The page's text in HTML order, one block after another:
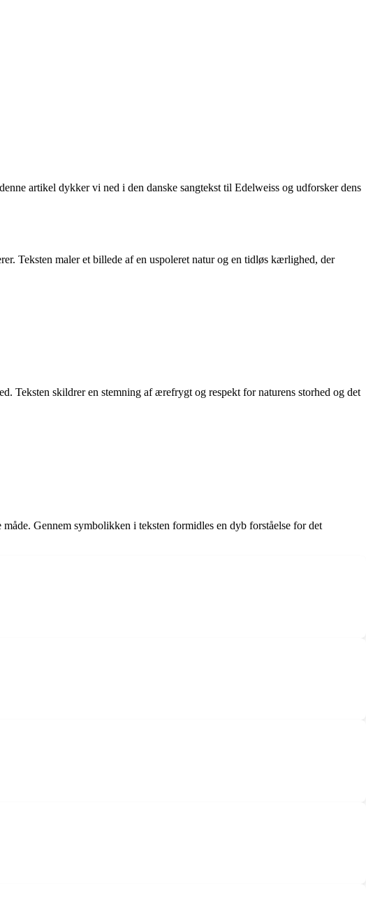
artikel dykker vi ned i den danske sangtekst til Edelweiss og udforsker dens
Teksten maler et billede af en uspoleret natur og en tidløs kærlighed, der
Teksten skildrer en stemning af ærefrygt og respekt for naturens storhed og det
Gennem symbolikken i teksten formidles en dyb forståelse for det